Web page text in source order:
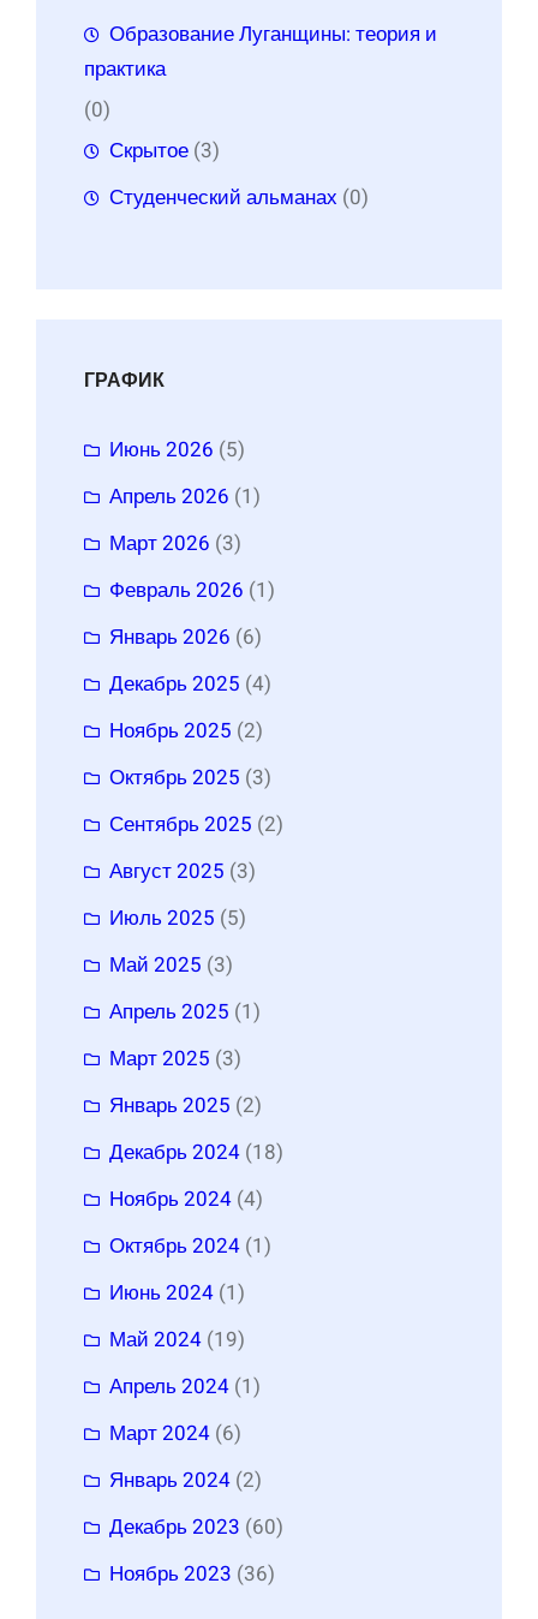
Образование Луганщины: теория и
практика
(0)
Скрытое (3)
Студенческий альманах (0)
ГРАФИК
Июнь 2026 (5)
Апрель 2026 (1)
Март 2026 (3)
Февраль 2026 (1)
Январь 2026 (6)
Декабрь 2025 (4)
Ноябрь 2025 (2)
Октябрь 2025 (3)
Сентябрь 2025 (2)
Август 2025 (3)
Июль 2025 (5)
Май 2025 (3)
Апрель 2025 (1)
Март 2025 (3)
Январь 2025 (2)
Декабрь 2024 (18)
Ноябрь 2024 (4)
Октябрь 2024 (1)
Июнь 2024 (1)
Май 2024 (19)
Апрель 2024 (1)
Март 2024 (6)
Январь 2024 (2)
Декабрь 2023 (60)
Ноябрь 2023 (36)